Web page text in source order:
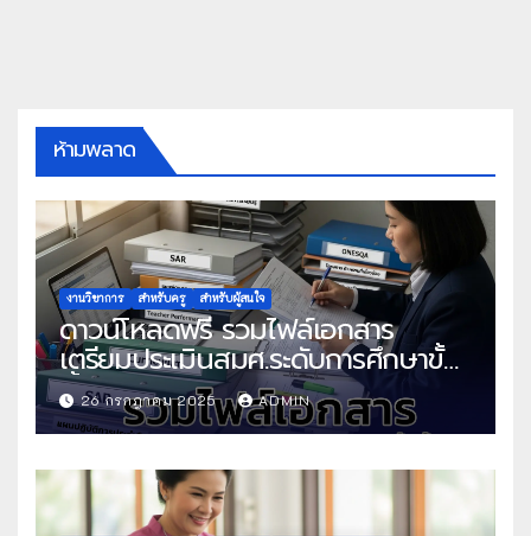
ห้ามพลาด
งานวิชาการ สำหรับครู สำหรับผู้สนใจ
ดาวน์โหลดฟรี รวมไฟล์เอกสาร
เตรียมประเมินสมศ.ระดับการศึกษาขั้น
พื้นฐาน
26 กรกฎาคม 2025 ADMIN